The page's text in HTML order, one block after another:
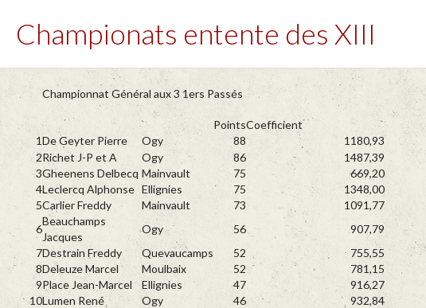
Championats entente des XIII
Championnat Général aux 3 1ers Passés
PointsCoefficient
1De Geyter Pierre Ogy 88
1180,93
2Richet J-P et A Ogy 86
1487,39
3Gheenens Delbecq Mainvault 75
669,20
4Leclercq Alphonse Ellignies 75
1348,00
5Carlier Freddy Mainvault 73
1091,77
6
Beauchamps
Jacques
Ogy 56
907,79
7Destrain Freddy Quevaucamps 52
755,55
8Deleuze Marcel Moulbaix 52
781,15
9Place Jean-Marcel Ellignies 47
916,27
10Lumen René Ogy 46
932,84